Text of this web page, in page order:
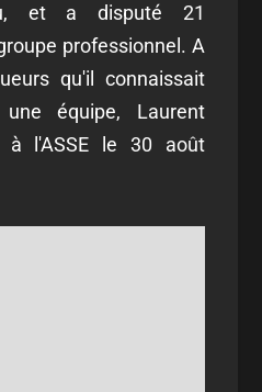
et a disputé 21
professionnel. A
qu'il connaissait
équipe, Laurent
à l'ASSE le 30 août